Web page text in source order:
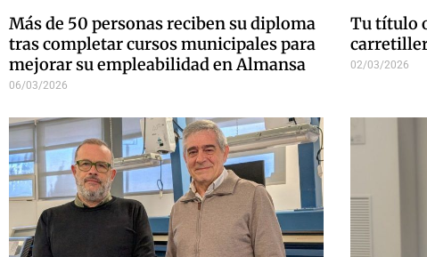
Más de 50 personas reciben su diploma
tras completar cursos municipales para
mejorar su empleabilidad en Almansa
06/03/2026
Tu título
02/03/2026